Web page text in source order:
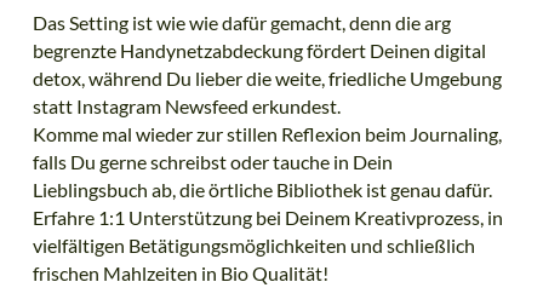
Das Setting ist wie wie dafür gemacht, denn die arg
begrenzte Handynetzabdeckung fördert Deinen digital
detox, während Du lieber die weite, friedliche Umgebung
statt Instagram Newsfeed erkundest.
Komme mal wieder zur stillen Reflexion beim Journaling,
falls Du gerne schreibst oder tauche in Dein
Lieblingsbuch ab, die örtliche Bibliothek ist genau dafür.
Erfahre 1:1 Unterstützung bei Deinem Kreativprozess, in
vielfältigen Betätigungsmöglichkeiten und schließlich
frischen Mahlzeiten in Bio Qualität!